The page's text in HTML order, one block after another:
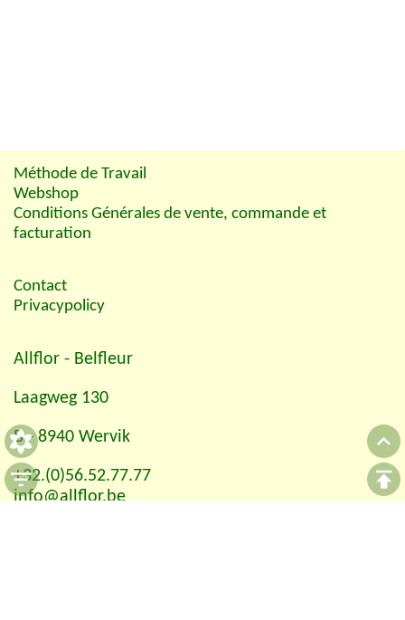
Méthode de Travail
Webshop
Conditions Générales de vente, commande et
facturation
Contact
Privacypolicy
Allflor - Belfleur
Laagweg 130
B - 8940 Wervik
+32.(0)56.52.77.77
info@allflor.be